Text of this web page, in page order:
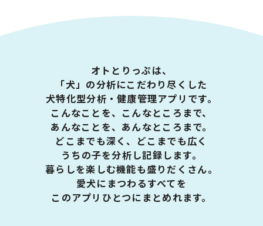
オトとりっぷは、
「犬」の分析にこだわり尽くした
犬特化型分析・健康管理アプリです。
こんなことを、こんなところまで、
あんなことを、あんなところまで。
どこまでも深く、どこまでも広く
うちの子を分析し記録します。
暮らしを楽しむ機能も盛りだくさん。
愛犬にまつわるすべてを
このアプリひとつにまとめれます。